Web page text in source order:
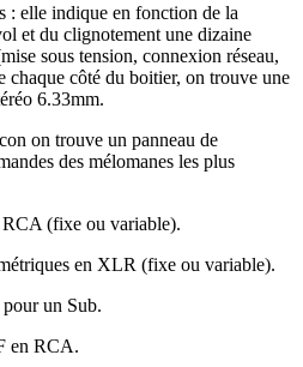
: elle indique en fonction de la
et du clignotement une dizaine
sous tension, connexion réseau,
chaque côté du boitier, on trouve une
6.33mm.
on trouve un panneau de
des mélomanes les plus
RCA (fixe ou variable).
en XLR (fixe ou variable).
un Sub.
en RCA.